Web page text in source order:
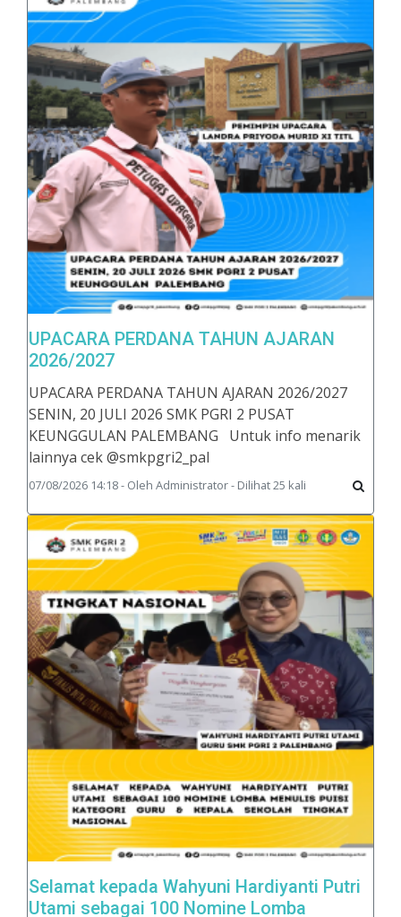
UPACARA PERDANA TAHUN AJARAN
2026/2027
UPACARA PERDANA TAHUN AJARAN 2026/2027
SENIN, 20 JULI 2026 SMK PGRI 2 PUSAT
KEUNGGULAN PALEMBANG Untuk info menarik
lainnya cek @smkpgri2_pal
07/08/2026 14:18 - Oleh Administrator - Dilihat 25 kali
Selamat kepada Wahyuni Hardiyanti Putri
Utami sebagai 100 Nomine Lomba